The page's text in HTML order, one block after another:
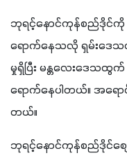
ဘုရင့်နောင်ကုန်စည်ဒိုင်ကို ကြူ
ရောက်နေသလို ရှမ်းဒေ
မှုရှိပြီး မန္တလေးဒေသ
ရောက်နေပါတယ်။ အရ
တယ်။
ဘုရင့်နောင်ကုန်စည်ဒိုင်